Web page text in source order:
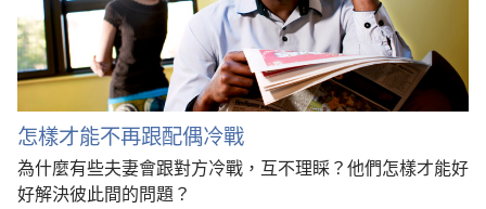
怎樣才能不再跟配偶冷戰
為什麼有些夫妻會跟對方冷戰，互不理睬？他們怎樣才能好
好解決彼此間的問題？